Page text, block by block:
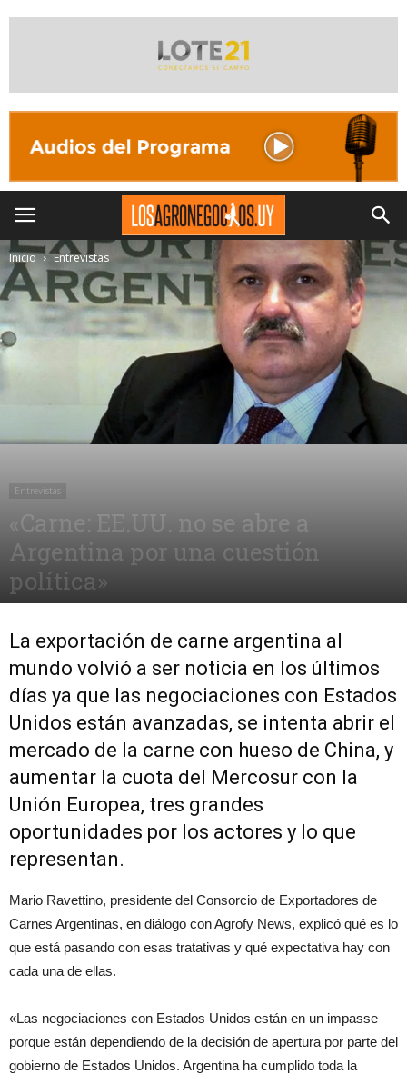
Inicio Entrevistas
Entrevistas
«Carne: EE.UU. no se abre a
Argentina por una cuestión
política»
La exportación de carne argentina al
mundo volvió a ser noticia en los últimos
días ya que las negociaciones con Estados
Unidos están avanzadas, se intenta abrir el
mercado de la carne con hueso de China, y
aumentar la cuota del Mercosur con la
Unión Europea, tres grandes
oportunidades por los actores y lo que
representan.
Mario Ravettino, presidente del Consorcio de Exportadores de
Carnes Argentinas, en diálogo con Agrofy News, explicó qué es lo
que está pasando con esas tratativas y qué expectativa hay con
cada una de ellas.
«Las negociaciones con Estados Unidos están en un impasse
porque están dependiendo de la decisión de apertura por parte del
gobierno de Estados Unidos. Argentina ha cumplido toda la